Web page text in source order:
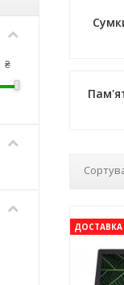
ДОСТАВКА
₴